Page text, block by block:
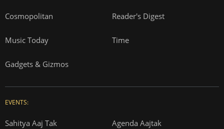
Cosmopolitan Reader's Digest
Music Today Time
Gadgets & Gizmos
EVENTS:
Sahitya Aaj Tak Agenda Aajtak